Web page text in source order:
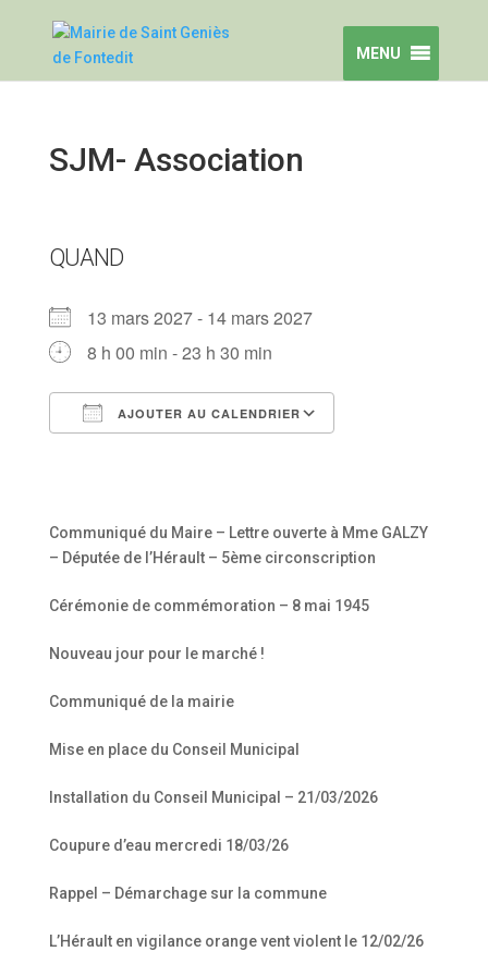
MENU
SJM- Association
QUAND
13 mars 2027 - 14 mars 2027
8 h 00 min - 23 h 30 min
AJOUTER AU CALENDRIER
Communiqué du Maire – Lettre ouverte à Mme GALZY
– Députée de l’Hérault – 5ème circonscription
Cérémonie de commémoration – 8 mai 1945
Nouveau jour pour le marché !
Communiqué de la mairie
Mise en place du Conseil Municipal
Installation du Conseil Municipal – 21/03/2026
Coupure d’eau mercredi 18/03/26
Rappel – Démarchage sur la commune
L’Hérault en vigilance orange vent violent le 12/02/26